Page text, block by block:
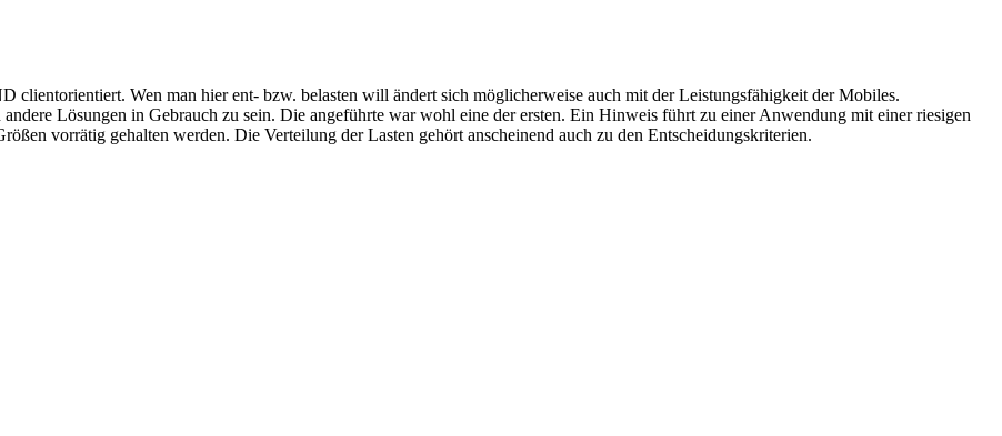
clientorientiert. Wen man hier ent- bzw. belasten will ändert sich möglicherweise auch mit der Leistungsfähigkeit der Mobiles.
Lösungen in Gebrauch zu sein. Die angeführte war wohl eine der ersten. Ein Hinweis führt zu einer Anwendung mit einer riesigen
vorrätig gehalten werden. Die Verteilung der Lasten gehört anscheinend auch zu den Entscheidungskriterien.